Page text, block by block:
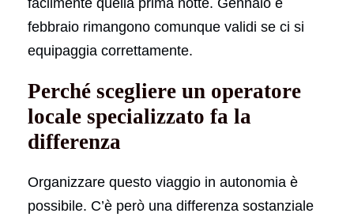
febbraio rimangono comunque validi se ci si
equipaggia correttamente.
Perché scegliere un operatore
locale specializzato fa la
differenza
Organizzare questo viaggio in autonomia è
possibile. C’è però una differenza sostanziale